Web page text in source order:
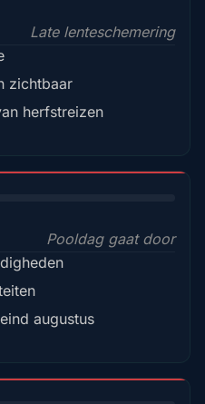
Late lenteschemering
zichtbaar
herfstreizen
Pooldag gaat door
augustus